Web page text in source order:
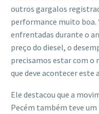
outros gargalos
performance muito boa.
enfrentadas durante o
preço do diesel, o
precisamos estar com o
que deve acontecer este
Ele destacou que a
Pecém também teve